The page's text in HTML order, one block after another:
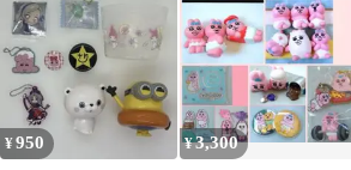
ギュア
¥950 ¥3,300